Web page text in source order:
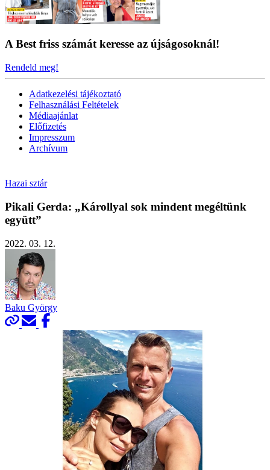
A Best friss számát keresse az újságosoknál!
Rendeld meg!
Adatkezelési tájékoztató
Felhasználási Feltételek
Médiaajánlat
Előfizetés
Impresszum
Archívum
Hazai sztár
Pikali Gerda: „Károllyal sok mindent megéltünk
együtt”
2022. 03. 12.
Baku György